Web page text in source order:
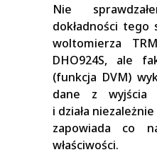
Nie
dokładności tego
woltomierza
DHO924S, ale
(funkcja DVM)
dane z wyjścia
i działa
zapowiada co
właściwości.